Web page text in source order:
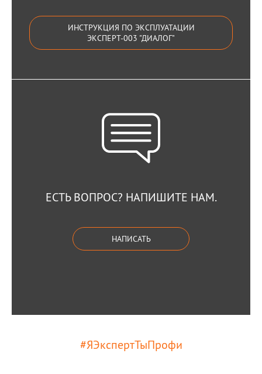
ИНСТРУКЦИЯ ПО ЭКСПЛУАТАЦИИ
ЭКСПЕРТ-003 "ДИАЛОГ"
ЕСТЬ ВОПРОС? НАПИШИТЕ НАМ.
НАПИСАТЬ
#ЯЭкспертТыПрофи